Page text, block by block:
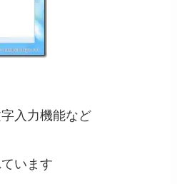
入力機能など
います